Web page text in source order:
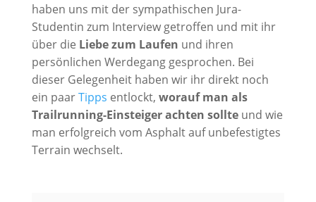
haben uns mit der sympathischen Jura-
Studentin zum Interview getroffen und mit ihr
über die Liebe zum Laufen und ihren
persönlichen Werdegang gesprochen. Bei
dieser Gelegenheit haben wir ihr direkt noch
ein paarTipps entlockt, worauf man als
Trailrunning-Einsteiger achten sollteund wie
man erfolgreich vom Asphalt auf unbefestigtes
Terrain wechselt.